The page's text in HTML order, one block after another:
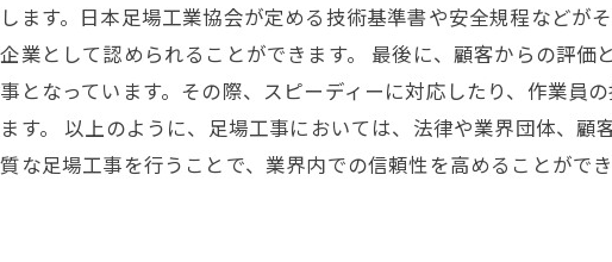
ます。日本足場工業協会が定める技術基準書や安全規程などが
業として認められることができます。 最後に、顧客からの評
となっています。その際、スピーディーに対応したり、作業員
す。 以上のように、足場工事においては、法律や業界団体、
な足場工事を行うことで、業界内での信頼性を高めることができ